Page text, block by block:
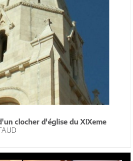
clocher d'église du XIXeme